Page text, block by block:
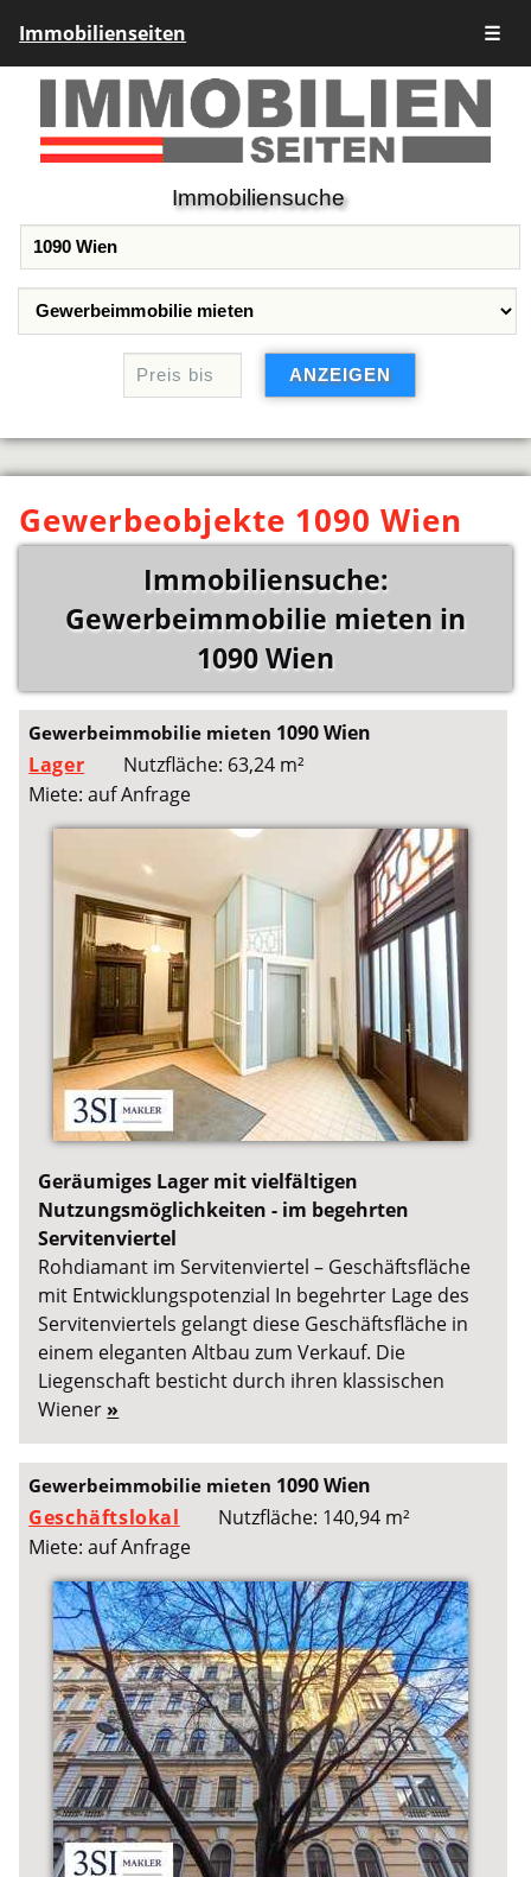
Immobilienseiten ☰
Immobiliensuche
Gewerbeobjekte 1090 Wien
Immobiliensuche:
Gewerbeimmobilie mieten in
1090 Wien
Gewerbeimmobilie mieten 1090 Wien
Lager
Nutzfläche: 63,24 m²
Miete: auf Anfrage
Geräumiges Lager mit vielfältigen
Nutzungsmöglichkeiten - im begehrten
Servitenviertel
Rohdiamant im Servitenviertel – Geschäftsfläche
mit Entwicklungspotenzial In begehrter Lage des
Servitenviertels gelangt diese Geschäftsfläche in
einem eleganten Altbau zum Verkauf. Die
Liegenschaft besticht durch ihren klassischen
Wiener »
Gewerbeimmobilie mieten 1090 Wien
Geschäftslokal
Nutzfläche: 140,94 m²
Miete: auf Anfrage